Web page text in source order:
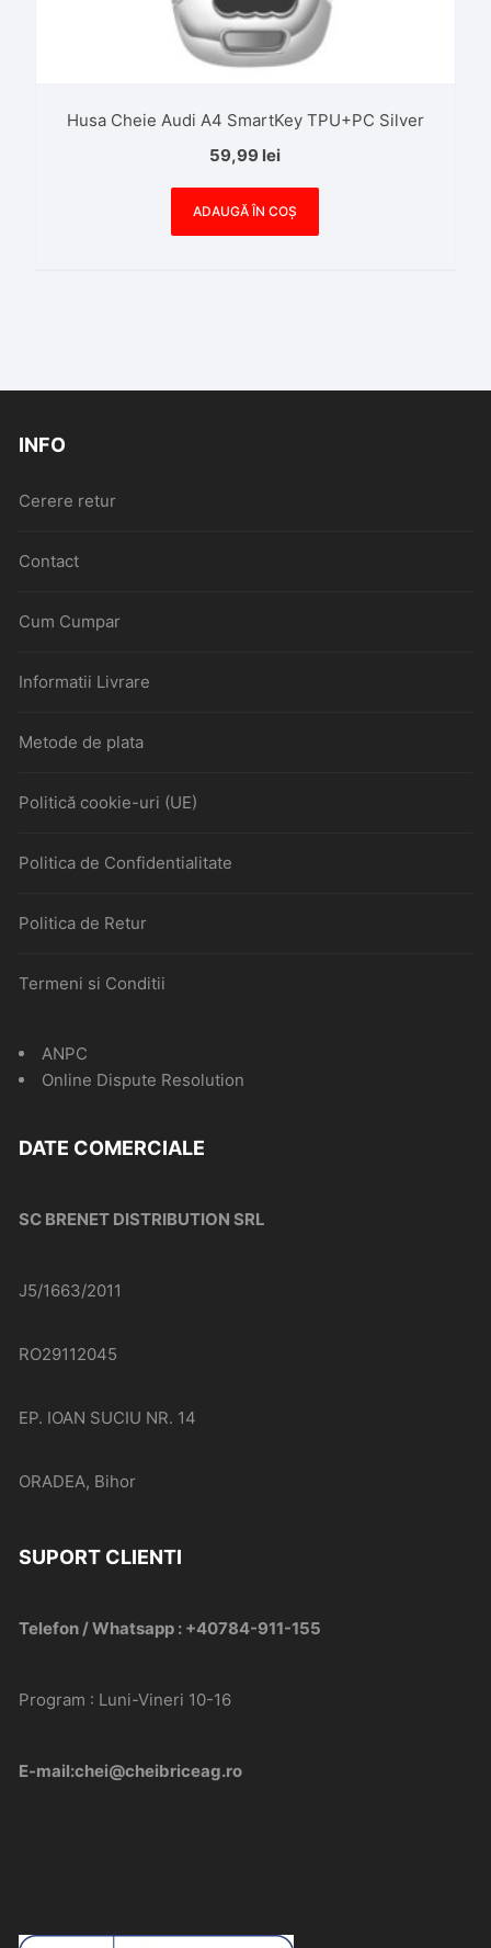
Husa Cheie Audi A4 SmartKey TPU+PC Silver
59,99 lei
ADAUGĂ ÎN COȘ
INFO
Cerere retur
Contact
Cum Cumpar
Informatii Livrare
Metode de plata
Politică cookie-uri (UE)
Politica de Confidentialitate
Politica de Retur
Termeni si Conditii
ANPC
Online Dispute Resolution
DATE COMERCIALE
SC BRENET DISTRIBUTION SRL
J5/1663/2011
RO29112045
EP. IOAN SUCIU NR. 14
ORADEA, Bihor
SUPORT CLIENTI
Telefon / Whatsapp : +40784-911-155
Program : Luni-Vineri 10-16
E-mail:chei@cheibriceag.ro